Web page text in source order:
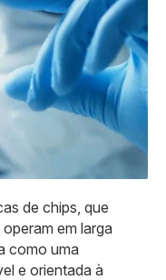
de chips, que
em larga
como uma
e orientada à